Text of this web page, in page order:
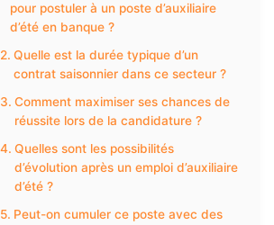
pour postuler à un poste d’auxiliaire
d’été en banque ?
Quelle est la durée typique d’un
contrat saisonnier dans ce secteur ?
Comment maximiser ses chances de
réussite lors de la candidature ?
Quelles sont les possibilités
d’évolution après un emploi d’auxiliaire
d’été ?
Peut-on cumuler ce poste avec des